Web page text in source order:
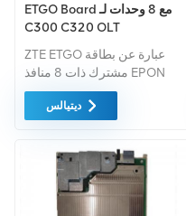
ETGO Board مع 8 وحدات لـ
C300 C320 OLT
ZTE ETGO عبارة عن بطاقة
مشترك ذات 8 منافذ EPON
مصممة لتكون تستخدم مع
معدات ZXA10 C300 و
السيناريوهات لمختلف متطلبات
الشبكات.
ديتيالس